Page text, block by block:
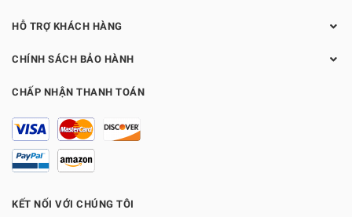
HỖ TRỢ KHÁCH HÀNG
CHÍNH SÁCH BẢO HÀNH
CHẤP NHẬN THANH TOÁN
KẾT NỐI VỚI CHÚNG TÔI